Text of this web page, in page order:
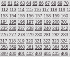
60 61 62 63 64 65 66 67 68 69 70
112 113 114 115 116 117 118 119
153 154 155 156 157 158 159 160
194 195 196 197 198 199 200 201
235 236 237 238 239 240 241 242
276 277 278 279 280 281 282 283
317 318 319 320 321 322 323 324
358 359 360 361 362 363 364 365
399 400 401 402 403 404 405 406